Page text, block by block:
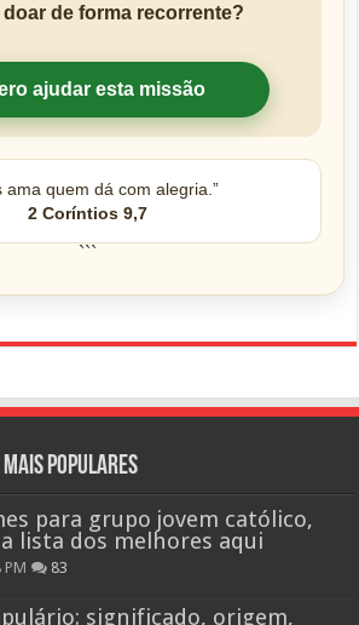
doar de forma recorrente?
ajudar esta missão
ama quem dá com alegria.”
2 Coríntios 9,7
```
Populares
para grupo jovem católico,
lista dos melhores aqui
PM 83
significado, origem,